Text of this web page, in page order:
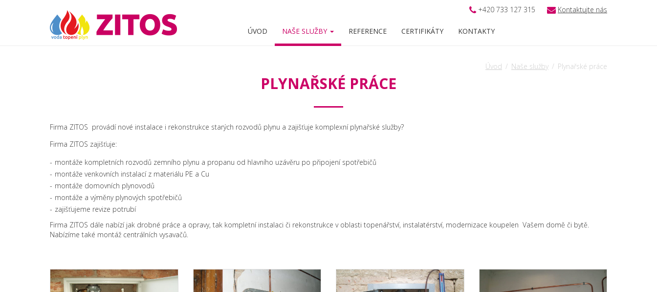
+420 733 127 315 Kontaktujte nás
ÚVOD NAŠE SLUŽBY REFERENCE CERTIFIKÁTY KONTAKTY
Úvod Naše služby Plynařské práce
PLYNAŘSKÉ PRÁCE
Firma ZITOS provádí nové instalace i rekonstrukce starých rozvodů plynu a zajišťuje komplexní plynařské služby?
Firma ZITOS zajišťuje:
montáže kompletních rozvodů zemního plynu a propanu od hlavního uzávěru po připojení spotřebičů
montáže venkovních instalací z materiálu PE a Cu
montáže domovních plynovodů
montáže a výměny plynových spotřebičů
zajišťujeme revize potrubí
Firma ZITOS dále nabízí jak drobné práce a opravy, tak kompletní instalaci či rekonstrukce v oblasti topenářství, instalatérství, modernizace koupelen Vašem domě či bytě.
Nabízíme také montáž centrálních vysavačů.